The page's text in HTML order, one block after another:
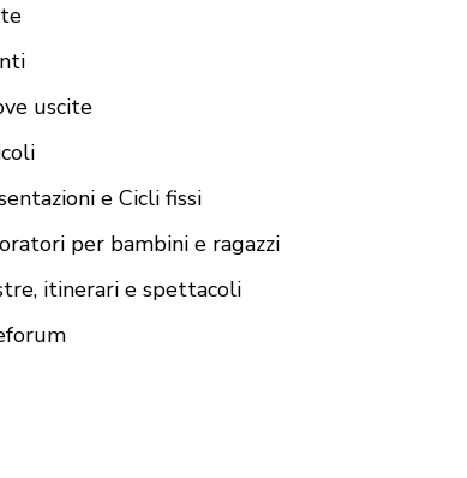
uscite
e Cicli fissi
per bambini e ragazzi
itinerari e spettacoli